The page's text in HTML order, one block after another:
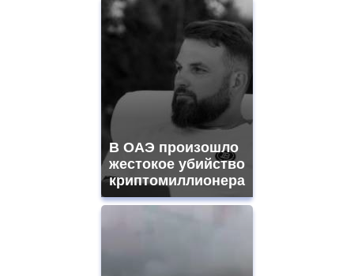
В ОАЭ произошло
жестокое убийство
криптомиллионера